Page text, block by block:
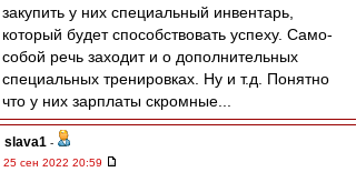
закупить у них специальный инвентарь,
который будет способствовать успеху. Само-
собой речь заходит и о дополнительных
специальных тренировках. Ну и т.д. Понятно
что у них зарплаты скромные...
slava1 -
25 сен 2022 20:59